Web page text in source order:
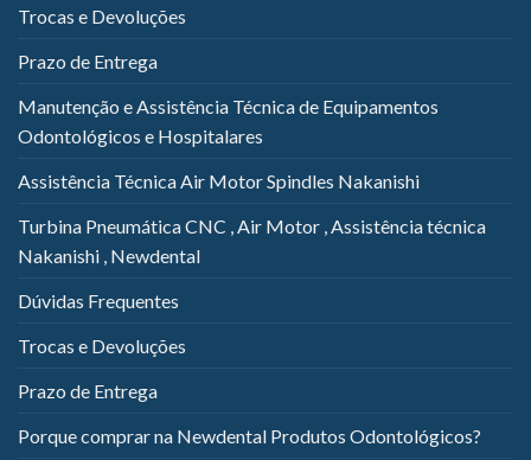
Trocas e Devoluções
Prazo de Entrega
Manutenção e Assistência Técnica de Equipamentos
Odontológicos e Hospitalares
Assistência Técnica Air Motor Spindles Nakanishi
Turbina Pneumática CNC , Air Motor , Assistência técnica
Nakanishi , Newdental
Dúvidas Frequentes
Trocas e Devoluções
Prazo de Entrega
Porque comprar na Newdental Produtos Odontológicos?